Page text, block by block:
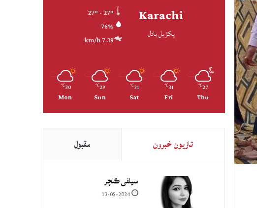
Karachi
پکڙيل بادل
76%
7.39 km/h
27
℃
Thu
31
℃
Fri
31
℃
Sat
29
℃
Sun
30
℃
Mon
تازيون خبرون مقبول
سيلفي ڪلچر
13-05-2024